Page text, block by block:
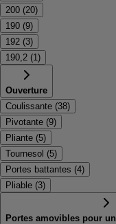
200 (20)
190 (9)
192 (3)
190,2 (1)
Ouverture
Coulissante (38)
Pivotante (9)
Pliante (5)
Tournesol (5)
Portes battantes (4)
Pliable (3)
Portes amovibles pour